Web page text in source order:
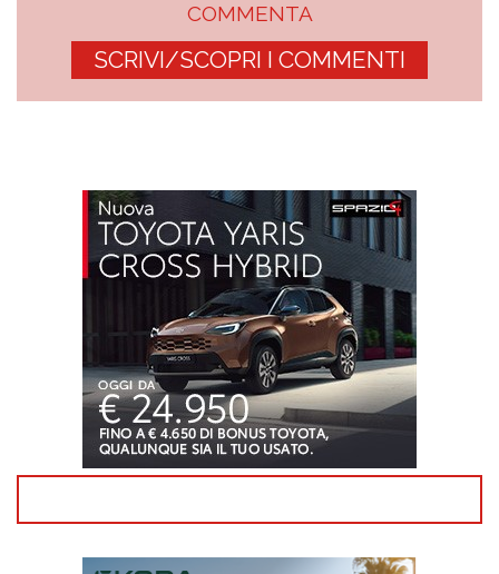
COMMENTA
SCRIVI/SCOPRI I COMMENTI